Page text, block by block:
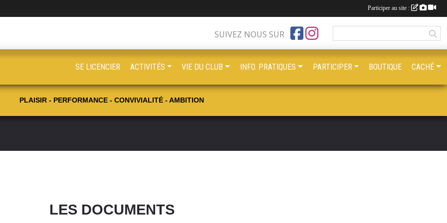
PLAISIR - PERFORMANCE - CONVIVIALITÉ - AMBITION
LES DOCUMENTS
SUIVEZ NOUS SUR
SE LICENCIER ACTIVITÉS VIE DU CLUB INFO. PRATIQUES PARTICIPER BOUTIQUE CACHÉ
Participer au site :